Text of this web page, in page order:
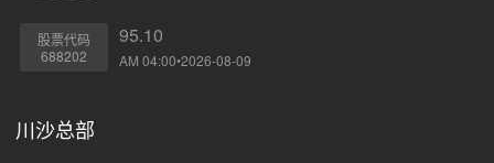
股票代码
688202
95.10
AM 04:00•2026-08-09
川沙总部